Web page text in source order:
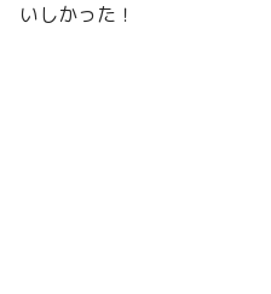
いしかった！